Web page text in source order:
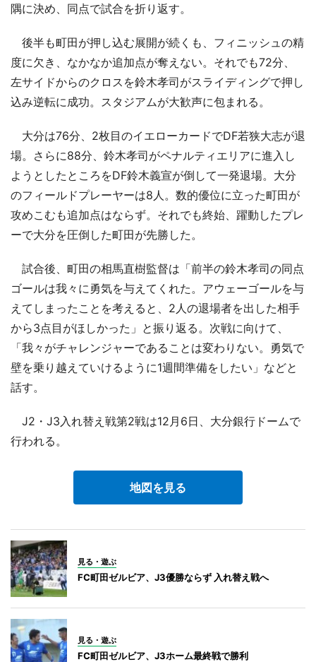
隅に決め、同点で試合を折り返す。
後半も町田が押し込む展開が続くも、フィニッシュの精
度に欠き、なかなか追加点が奪えない。それでも72分、
左サイドからのクロスを鈴木孝司がスライディングで押し
込み逆転に成功。スタジアムが大歓声に包まれる。
大分は76分、2枚目のイエローカードでDF若狭大志が退
場。さらに88分、鈴木孝司がペナルティエリアに進入し
ようとしたところをDF鈴木義宣が倒して一発退場。大分
のフィールドプレーヤーは8人。数的優位に立った町田が
攻めこむも追加点はならず。それでも終始、躍動したプレ
ーで大分を圧倒した町田が先勝した。
試合後、町田の相馬直樹監督は「前半の鈴木孝司の同点
ゴールは我々に勇気を与えてくれた。アウェーゴールを与
えてしまったことを考えると、2人の退場者を出した相手
から3点目がほしかった」と振り返る。次戦に向けて、
「我々がチャレンジャーであることは変わりない。勇気で
壁を乗り越えていけるように1週間準備をしたい」などと
話す。
J2・J3入れ替え戦第2戦は12月6日、大分銀行ドームで
行われる。
地図を見る
見る・遊ぶ
FC町田ゼルビア、J3優勝ならず 入れ替え戦へ
見る・遊ぶ
FC町田ゼルビア、J3ホーム最終戦で勝利